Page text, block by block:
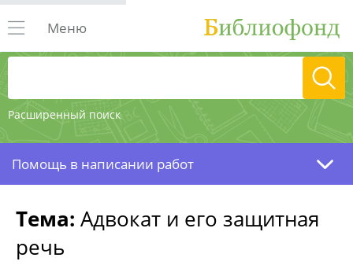
Расширенный поиск
Меню
Помощь в написании работ
Тема: Адвокат и его защитная
речь